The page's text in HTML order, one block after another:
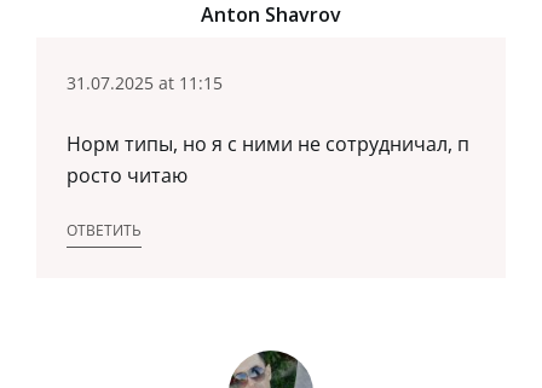
Anton Shavrov
31.07.2025 at 11:15
Норм типы, но я с ними не сотрудничал, п
росто читаю
ОТВЕТИТЬ